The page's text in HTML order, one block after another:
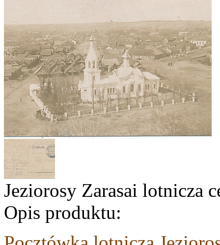
Jeziorosy Zarasai lotnicza
Opis produktu: